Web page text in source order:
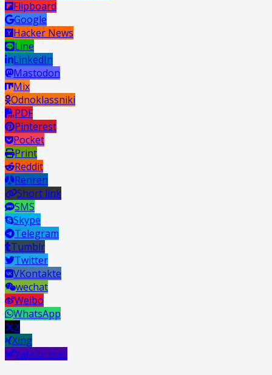
Flipboard
Google
Hacker News
Line
LinkedIn
Mastodon
Mix
Odnoklassniki
PDF
Pinterest
Pocket
Print
Reddit
Renren
Short link
SMS
Skype
Telegram
Tumblr
Twitter
VKontakte
wechat
Weibo
WhatsApp
X
Xing
Yahoo! Mail